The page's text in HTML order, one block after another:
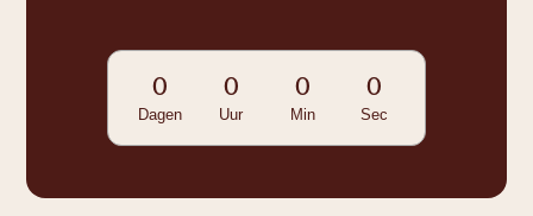
Ruimte om te creëren
0
Dagen
0
Uur
0
Min
0
Sec